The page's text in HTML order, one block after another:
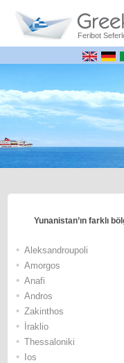
Feribot
Yunanistan’ın farklı
• Αleksandroupoli
• Αmorgos
• Αnafi
• Andros
• Ζakinthos
• İraklio
• Thessaloniki
• Ios